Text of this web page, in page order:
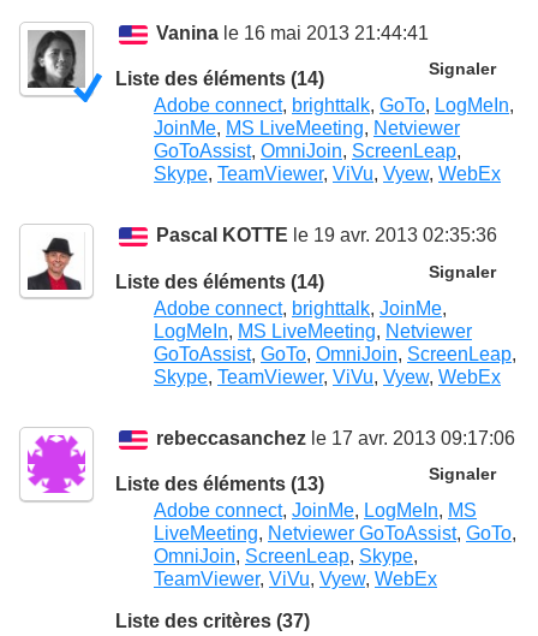
Vanina le 16 mai 2013 21:44:41
Signaler
Liste des éléments (14)
Adobe connect, brighttalk, GoTo, LogMeIn,
JoinMe, MS LiveMeeting, Netviewer
GoToAssist, OmniJoin, ScreenLeap,
Skype, TeamViewer, ViVu, Vyew, WebEx
Pascal KOTTE le 19 avr. 2013 02:35:36
Signaler
Liste des éléments (14)
Adobe connect, brighttalk, JoinMe,
LogMeIn, MS LiveMeeting, Netviewer
GoToAssist, GoTo, OmniJoin, ScreenLeap,
Skype, TeamViewer, ViVu, Vyew, WebEx
rebeccasanchez le 17 avr. 2013 09:17:06
Signaler
Liste des éléments (13)
Adobe connect, JoinMe, LogMeIn, MS
LiveMeeting, Netviewer GoToAssist, GoTo,
OmniJoin, ScreenLeap, Skype,
TeamViewer, ViVu, Vyew, WebEx
Liste des critères (37)